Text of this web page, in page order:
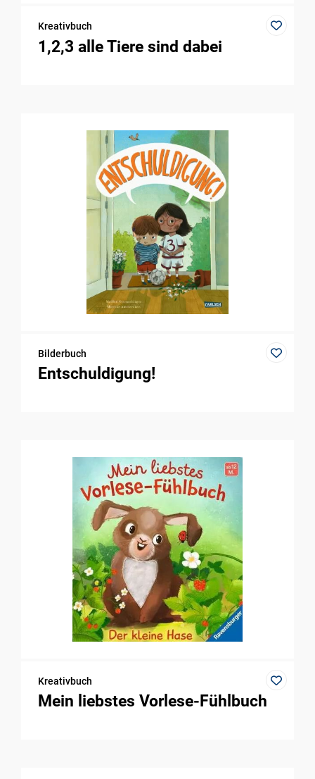
Kreativbuch
1,2,3 alle Tiere sind dabei
Bilderbuch
Entschuldigung!
Kreativbuch
Mein liebstes Vorlese-Fühlbuch